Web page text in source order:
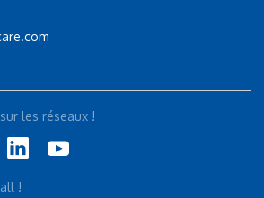
les réseaux !
!